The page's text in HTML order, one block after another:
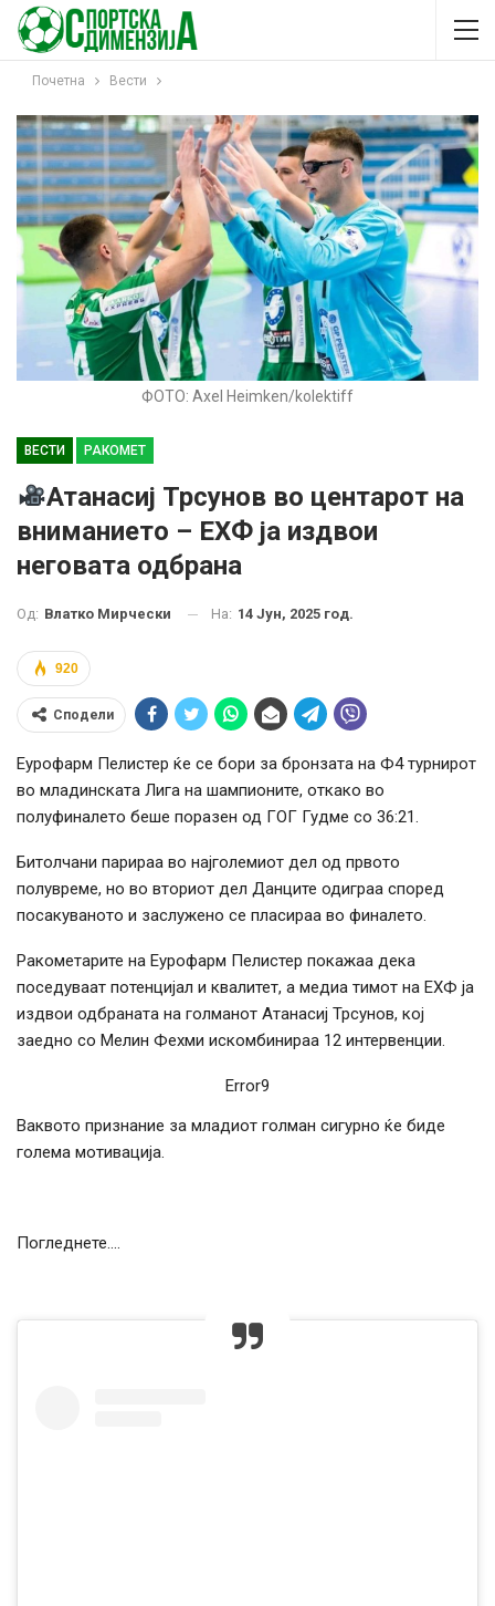
Почетна Вести
ФОТО: Axel Heimken/kolektiff
ВЕСТИ РАКОМЕТ
Атанасиј Трсунов во центарот на
вниманието – ЕХФ ја издвои
неговата одбрана
Од: Влатко Мирчески На: 14 Јун, 2025 год.
920
Сподели
Еурофарм Пелистер ќе се бори за бронзата на Ф4 турнирот
во младинската Лига на шампионите, откако во
полуфиналето беше поразен од ГОГ Гудме со 36:21.
Битолчани парираа во најголемиот дел од првото
полувреме, но во вториот дел Данците одиграа според
посакуваното и заслужено се пласираа во финалето.
Ракометарите на Еурофарм Пелистер покажаа дека
поседуваат потенцијал и квалитет, а медиа тимот на ЕХФ ја
издвои одбраната на голманот Атанасиј Трсунов, кој
заедно со Мелин Фехми искомбинираа 12 интервенции.
Error9
Ваквото признание за младиот голман сигурно ќе биде
голема мотивација.
Погледнете….